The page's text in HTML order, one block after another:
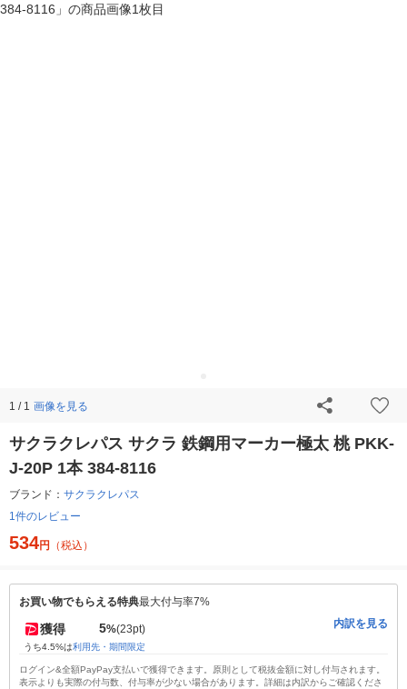
1 / 1 画像を見る
サクラクレパス サクラ 鉄鋼用マーカー極太 桃 PKK-
J-20P 1本 384-8116
ブランド： サクラクレパス
1件のレビュー
534円 （税込）
お買い物でもらえる特典最大付与率7%
獲得 5%(23pt)
うち4.5%は利用先・期間限定
内訳を見る
ログイン&全額PayPay支払いで獲得できます。原則として税抜金額に対し付与されます。
表示よりも実際の付与数、付与率が少ない場合があります。詳細は内訳からご確認くださ